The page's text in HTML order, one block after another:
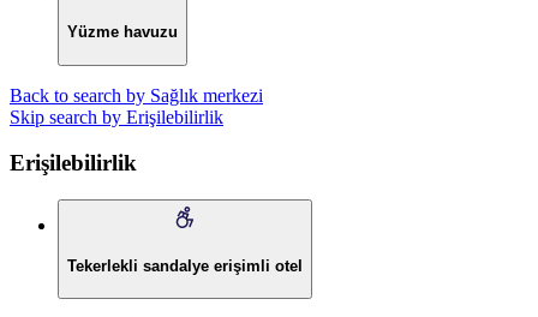
Yüzme havuzu
Back to search by Sağlık merkezi
Skip search by Erişilebilirlik
Erişilebilirlik
Tekerlekli sandalye erişimli otel